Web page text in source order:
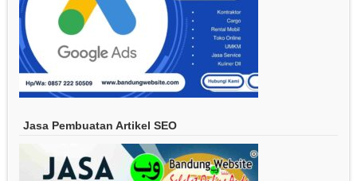
Jasa Pembuatan Artikel SEO